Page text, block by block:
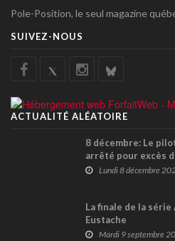
Pole-Position, le seul magazine
SUIVEZ-NOUS
ACTUALITÉ ALÉATOIRE
8 décembre: Le
arrêté pour excès
Lundi 8 décembre
La finale de la série
Eustache
Mardi 9 septembre